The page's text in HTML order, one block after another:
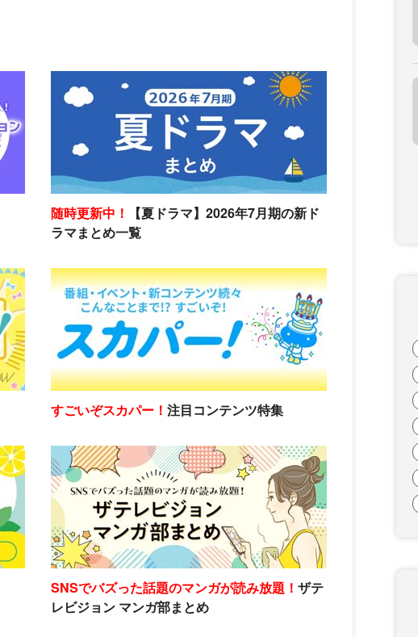
随時更新中！
【夏ドラマ】2026年7月期の新ド
ラマまとめ一覧
すごいぞスカパー！ 注目コンテンツ特集
SNSでバズった話題のマンガが読み放題！ ザテ
レビジョン マンガ部まとめ